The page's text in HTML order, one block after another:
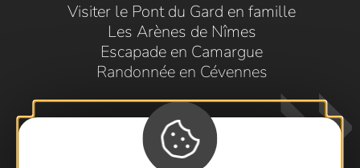
Visiter le Pont du Gard en famille
Les Arènes de Nîmes
Escapade en Camargue
Randonnée en Cévennes